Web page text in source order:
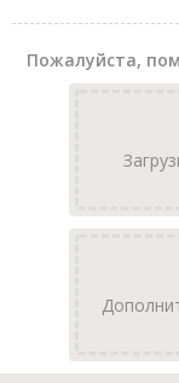
Пожалуйста,